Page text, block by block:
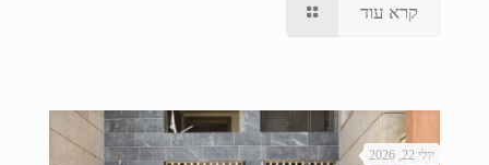
קרא עוד
יולי 22, 2026